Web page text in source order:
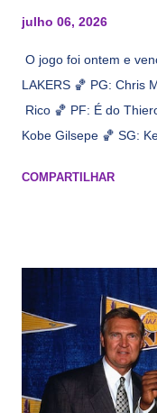
julho 06, 2026
O jogo foi ontem e
LAKERS 🏀 PG: Chris
Rico 🏀 PF: É do
Kobe Gilsepe 🏀 SG:
Na quadra
COMPARTILHAR